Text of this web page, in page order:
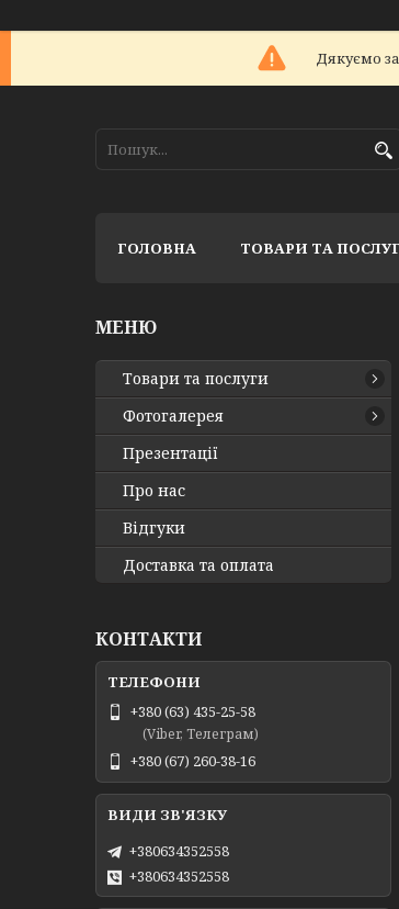
Дякуємо
ГОЛОВНА ТОВАРИ ТА
Товари та послуги
Фотогалерея
Презентації
Про нас
Відгуки
Доставка та оплата
КОНТАКТИ
+380 (63) 435-25-58
(Viber, Телеграм)
+380 (67) 260-38-16
+380634352558
+380634352558